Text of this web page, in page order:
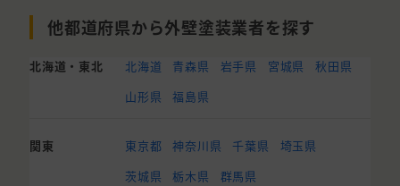
他都道府県から外壁塗装業者を探す
北海道・東北 北海道 青森県 岩手県 宮城県
秋田県
山形県
福島県
関東 東京都 神奈川県 千葉県
埼玉県
茨城県
栃木県 群馬県